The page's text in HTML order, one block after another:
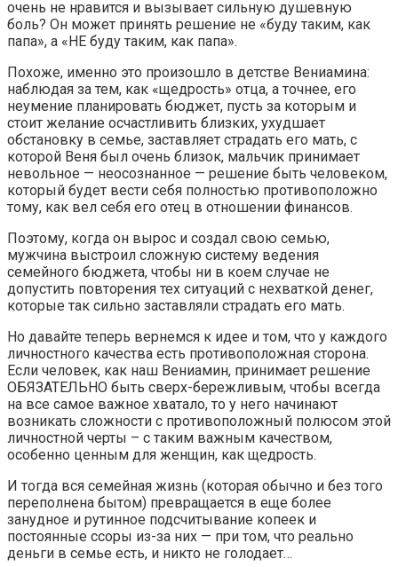
очень не нравится и вызывает сильную душевную
боль? Он может принять решение не «буду таким, как
папа», а «НЕ буду таким, как папа».
Похоже, именно это произошло в детстве Вениамина:
наблюдая за тем, как «щедрость» отца, а точнее, его
неумение планировать бюджет, пусть за которым и
стоит желание осчастливить близких, ухудшает
обстановку в семье, заставляет страдать его мать, с
которой Веня был очень близок, мальчик принимает
невольное — неосознанное — решение быть человеком,
который будет вести себя полностью противоположно
тому, как вел себя его отец в отношении финансов.
Поэтому, когда он вырос и создал свою семью,
мужчина выстроил сложную систему ведения
семейного бюджета, чтобы ни в коем случае не
допустить повторения тех ситуаций с нехваткой денег,
которые так сильно заставляли страдать его мать.
Но давайте теперь вернемся к идее и том, что у каждого
личностного качества есть противоположная сторона.
Если человек, как наш Вениамин, принимает решение
ОБЯЗАТЕЛЬНО быть сверх-бережливым, чтобы всегда
на все самое важное хватало, то у него начинают
возникать сложности с противоположный полюсом этой
личностной черты – с таким важным качеством,
особенно ценным для женщин, как щедрость.
И тогда вся семейная жизнь (которая обычно и без того
переполнена бытом) превращается в еще более
занудное и рутинное подсчитывание копеек и
постоянные ссоры из-за них — при том, что реально
деньги в семье есть, и никто не голодает…